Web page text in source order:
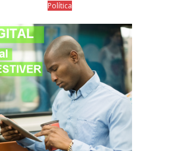
Política